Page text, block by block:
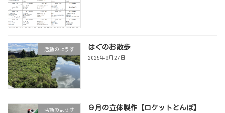
活動のようす はぐのお散歩
2025年9月27日
活動のようす ９月の立体製作【ロケットとんぼ】